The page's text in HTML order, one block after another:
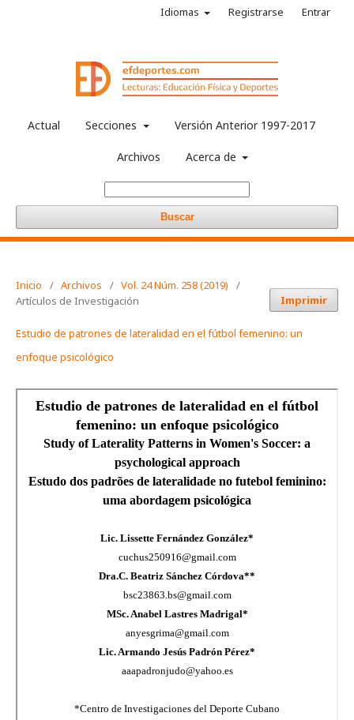
Actual Secciones Versión Anterior 1997-2017
Archivos Acerca de
Buscar
Idiomas Registrarse Entrar
Inicio / Archivos / Vol. 24 Núm. 258 (2019)
/
Artículos de Investigación
Imprimir
Estudio de patrones de lateralidad en el fútbol femenino: un
enfoque psicológico